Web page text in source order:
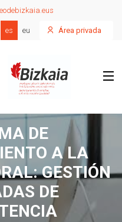
es eu Área privada
DE
A LA
GESTIÓN
DE